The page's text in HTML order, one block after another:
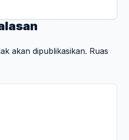
akan dipublikasikan. Ruas